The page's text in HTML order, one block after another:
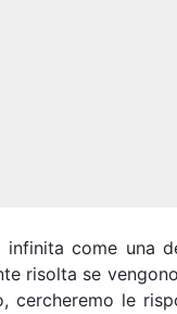
come una
risolta se
cercheremo le